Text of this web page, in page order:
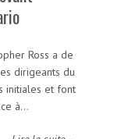
Ross a de
dirigeants du
initiales et font
à…